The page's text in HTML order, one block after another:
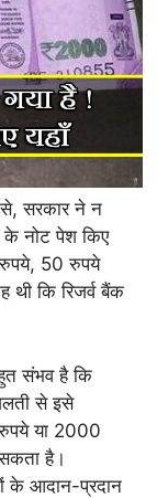
सरकार ने न
नोट पेश किए
रुपये, 50 रुपये
थी कि रिजर्व बैंक
संभव है कि
से इसे
या 2000
है।
के आदान-प्रदान